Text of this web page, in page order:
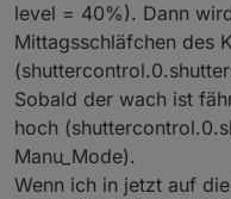
level = 40%). Dann
Mittagsschläfchen des
Sobald der wach ist
hoch
Manu_Mode).
Wenn ich in jetzt auf